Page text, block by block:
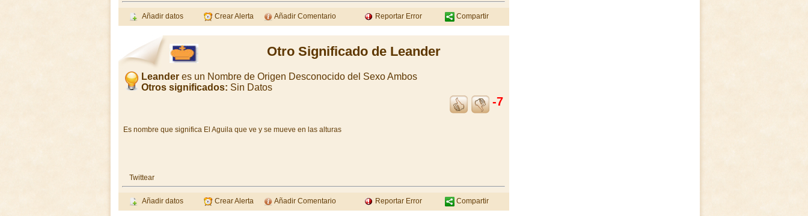
Añadir datos Crear Alerta Añadir Comentario Reportar Error Compartir
Otro Significado de Leander
Leander es un Nombre de Origen Desconocido del Sexo Ambos
Otros significados: Sin Datos
-7
Es nombre que significa El Aguila que ve y se mueve en las alturas
Twittear
Añadir datos Crear Alerta Añadir Comentario Reportar Error Compartir